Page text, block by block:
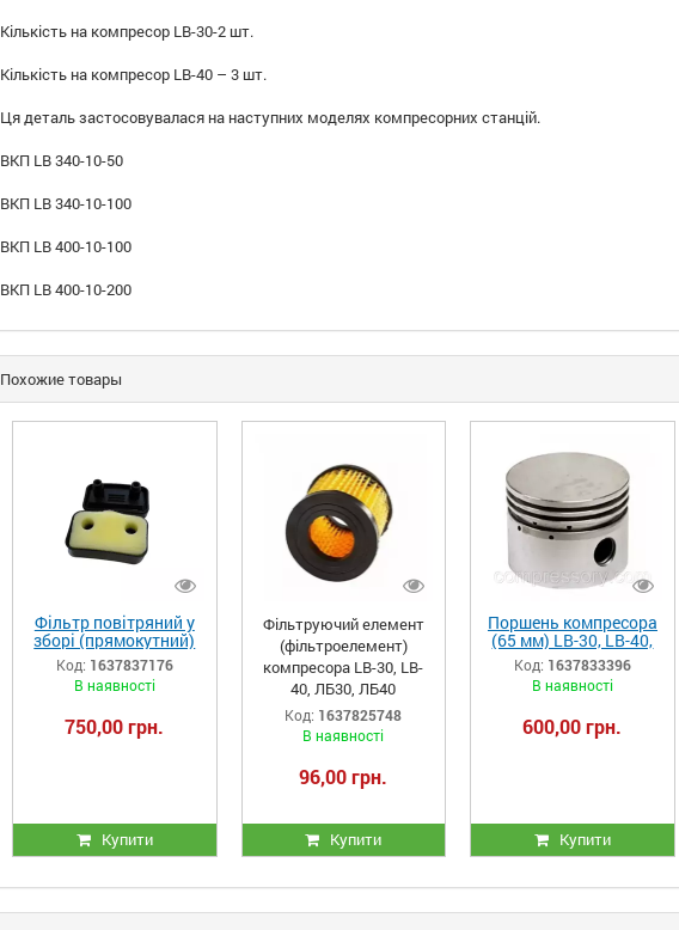
Кількість на компресор LB-30-2 шт.
Кількість на компресор LB-40 – 3 шт.
Ця деталь застосовувалася на наступних моделях компресорних станцій.
ВКП LB 340-10-50
ВКП LB 340-10-100
ВКП LB 400-10-100
ВКП LB 400-10-200
Похожие товары
Фільтр повітряний у
зборі (прямокутний)
компресора LB-30, LB-
40, ЛБ 30, ЛБ40
Код: 1637837176
В наявності
750,00 грн.
Купити
Фільтруючий елемент
(фільтроелемент)
компресора LB-30, LB-
40, ЛБ30, ЛБ40
Код: 1637825748
В наявності
96,00 грн.
Купити
Поршень компресора
(65 мм) LB-30, LB-40,
LH-20, ЛБ30, ЛБ40
Код: 1637833396
В наявності
600,00 грн.
Купити